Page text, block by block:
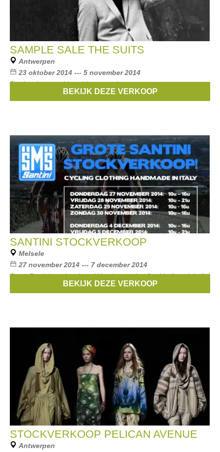
SAMPLE SALE THE SUITS
Antwerpen
23 oktober 2014 --- 5 november 2014
Stockverkoop: pakken, blazers en jassen.
the SuitsBEKIJK DEZE VERKOOP
SANTINI STOCKVERKOOP
Melsele
27 november 2014 --- 7 december 2014
Grote Santini stockverkoop! Handgemaakte fietskleding uit Italië!
SANTINIBEKIJK DEZE VERKOOP
STOCKVERKOOP PELICAN AVENUE
Antwerpen